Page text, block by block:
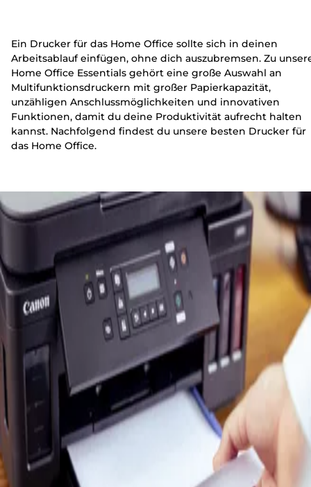
Ein Drucker für das Home Office sollte sich in deinen
Arbeitsablauf einfügen, ohne dich auszubremsen. Zu
Home Office Essentials gehört eine große Auswahl an
Multifunktionsdruckern mit großer Papierkapazität,
unzähligen Anschlussmöglichkeiten und innovativen
Funktionen, damit du deine Produktivität aufrecht halten
kannst. Nachfolgend findest du unsere besten Drucker für
das Home Office.